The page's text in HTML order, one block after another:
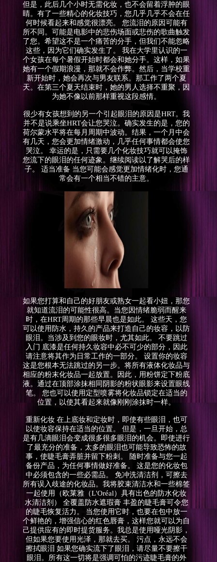
但是，此后几个小时无需化妆，也不会留着浮肿的眼
睛。有了一些精心的化妆技巧，您几乎几乎不会在任
何时候看起来和感觉很漂亮。 您流泪的原因可能有
所不同。可能是电影中的悲伤场面或悲伤的歌曲触发
了您。希望这不是一个痛苦的分手，但我们不能忽略
这些，因为它们确实发生了。 我在大学里认识的一
个女孩在每个暑假开始时都会和她分手。这样，如果
她有一个假期浪漫，那就不会作弊。然后，当学校重
新开始时，她会再次与男友联系。那工作了两个夏
天。在第三个夏天结束时，她的男人选择不重聚，因
为她不像以前那样重视这段感情。
很少有女孩想到的另一个引起眼泪的原因是HRT。我
并不是说乘坐HRT会让您哭泣。确实发生的是，您的
荷尔蒙水平将在每月周期中波动。结果，一个月中会
有几天，您会更加情绪激动，几乎任何事情都会使您
哭泣。 幸运的是，只需要几个化妆技巧就可以掩饰
您流下的眼泪的任何迹象。继续阅读以了解哭后的样
子。 适当准备 当您可能会感觉更加情绪化时，您通
常会有一个相当不错的主意。
如果您打算和自己的好朋友或熟女一起看小妞，那您
就知道流泪的可能性很高。当您因情绪脆弱而醒来
时，在HRT周期的那些早晨也是如此。 这些天，您
可以使用防水，持久的产品来打造自己的妆容，以防
眼泪。当涉及到您的眼妆时，尤其如此。 不要跳过
入门 底漆是任何持久妆容中必不可少的部分，因此
请注意将其作为日常工作的一部分。 设置你的妆容
这是您根本无法跳过的另一步。将所有液体化妆品与
相应的粉末化妆品一起放置。因此，用粉饼定下粉底
液。通过在顶部涂抹相同阴影的粉状眼影来设置眼线
笔。 您也可以使用定型喷雾将化妆品锁定在适当的
位置，以使其看起来就像刚刚涂抹时一样。
重新化妆 在上底妆和定妆时，即使有些眼泪，也可
以使妆容保持在适当的位置。 但是，一旦开始，总
是有几滴眼泪会变成很多很多眼泪的机会。即使进行
了最充分的准备，太多的眼泪也可能导致恐怖的故
事，使睫毛膏弄脏并留下粉刺。 随时准备与您一起
备份产品，为任何事情做好准备。 这是您的化妆包
中必须包含的一些必需品。 免冲洗清洁剂，可擦去
所有误入歧途的化妆品。我将胶束清洁水和一些棉签
一起使用（欧莱雅（L'Oréal）具有出色的防水化妆
水清洁剂） 全覆盖防水遮瑕膏 丰盈的睫毛膏可令您
的睫毛恢复活力。 当您使用它时，也要在包中放一
个鲜艳的，增强信心的红色唇膏，这样您就可以为自
己提供应有的即时提货服务。我总是使用哑光阴影，
但如果您要使用光泽，那就去买。 污点，永远不会
擦拭眼泪 如果您确实流下了眼泪，请尽量不要擦干
眼泪。所有这一切将是强调可怕的污迹睫毛膏的外